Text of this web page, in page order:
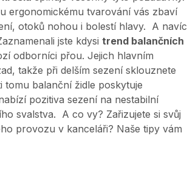
ergonomickému tvarování vás zbaví
otoků nohou i bolestí hlavy. A navíc
jste kdysi trend balančních
odborníci přou. Jejich hlavním
takže při delším sezení sklouznete
balanční židle poskytuje
pozitiva sezení na nestabilní
svalstva. A co vy? Zařizujete si svůj
provozu v kanceláři? Naše tipy vám